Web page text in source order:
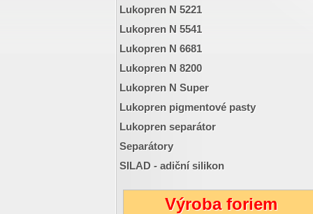
Lukopren N 5221
Lukopren N 5541
Lukopren N 6681
Lukopren N 8200
Lukopren N Super
Lukopren pigmentové pasty
Lukopren separátor
Separátory
SILAD - adiční silikon
Výroba foriem